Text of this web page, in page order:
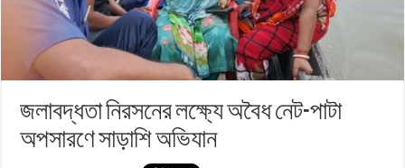
জলাবদ্ধতা নিরসনের লক্ষ্যে অবৈধ নেট-পাটা
অপসারণে সাড়াশি অভিযান